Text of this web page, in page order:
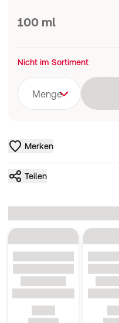
100 ml
Nicht im Sortiment
Menge
Merken
Teilen